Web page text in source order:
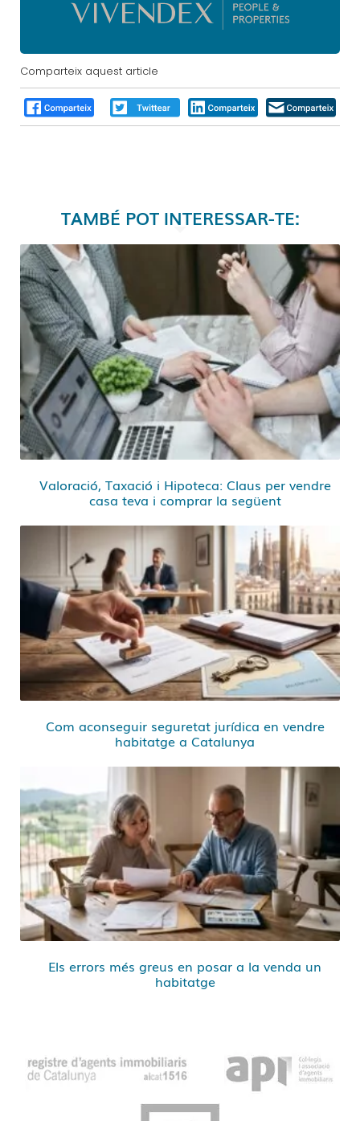
Comparteix aquest article
TAMBÉ POT INTERESSAR-TE:
Valoració, Taxació i Hipoteca: Claus per vendre
casa teva i comprar la següent
Com aconseguir seguretat jurídica en vendre
habitatge a Catalunya
Els errors més greus en posar a la venda un
habitatge